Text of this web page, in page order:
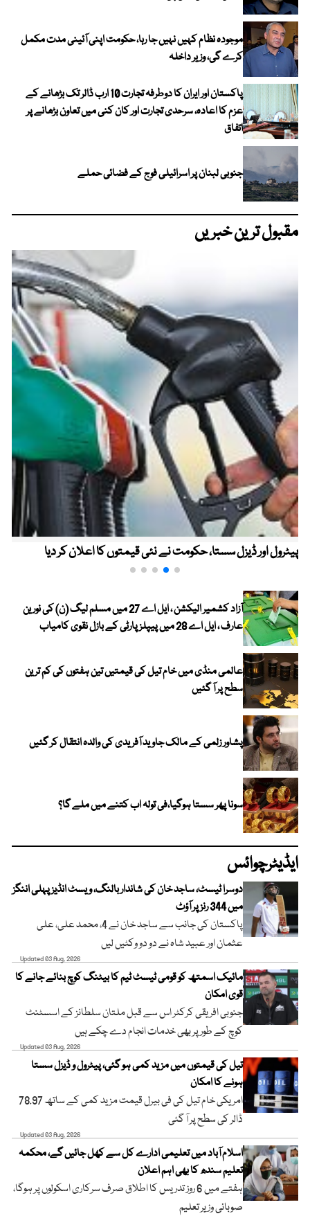
موجودہ نظام کہیں نہیں جا رہا، حکومت اپنی آئینی مدت مکمل
کرے گی، وزیر داخلہ
پاکستان اور ایران کا دوطرفہ تجارت 10 ارب ڈالر تک بڑھانے کے
عزم کا اعادہ، سرحدی تجارت اور کان کنی میں تعاون بڑھانے پر
اتفاق
جنوبی لبنان پر اسرائیلی فوج کے فضائی حملے
مقبول ترین خبریں
پیٹرول اور ڈیزل سستا، حکومت نے نئی قیمتوں کا اعلان کر دیا
آزاد کشمیر الیکشن ، ایل اے 27 میں مسلم لیگ (ن) کی نورین
عارف ، ایل اے 28 میں پیپلز پارٹی کے بازل نقوی کامیاب
عالمی منڈی میں خام تیل کی قیمتیں تین ہفتوں کی کم ترین
سطح پر آ گئیں
پشاور زلمی کے مالک جاوید آفریدی کی والدہ انتقال کر گئیں
سونا پھر سستا ہوگیا،فی تولہ اب کتنے میں ملے گا؟
ایڈیٹرچوائس
دوسرا ٹیسٹ، ساجد خان کی شاندار بالنگ، ویسٹ انڈیز پہلی اننگز
میں 344 رنز پر آؤٹ
پاکستان کی جانب سے ساجد خان نے 4، محمد علی، علی
عثمان اور عبید شاہ نے دو دو وکٹیں لیں
Updated 03 Aug, 2026
مائیک اسمتھ کو قومی ٹیسٹ ٹیم کا بیٹنگ کوچ بنائے جانے کا
قوی امکان
جنوبی افریقی کرکٹر اس سے قبل ملتان سلطانز کے اسسٹنٹ
کوچ کے طور پر بھی خدمات انجام دے چکے ہیں
Updated 03 Aug, 2026
تیل کی قیمتوں میں مزید کمی ہو گئی، پیٹرول و ڈیزل سستا
ہونے کا امکان
امریکی خام تیل کی فی بیرل قیمت مزید کمی کے ساتھ 78.97
ڈالر کی سطح پر آ گئی
Updated 03 Aug, 2026
اسلام آباد میں تعلیمی ادارے کل سے کھل جائیں گے، محکمہ
تعلیم سندھ کا بھی اہم اعلان
ہفتے میں 6 روز تدریس کا اطلاق صرف سرکاری اسکولوں پر ہوگا،
صوبائی وزیر تعلیم